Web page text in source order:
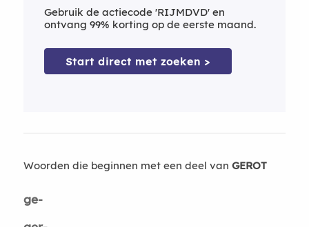
Gebruik de actiecode 'RIJMDVD' en
ontvang 99% korting op de eerste maand.
Start direct met zoeken >
Woorden die beginnen met een deel van GEROT
ge-